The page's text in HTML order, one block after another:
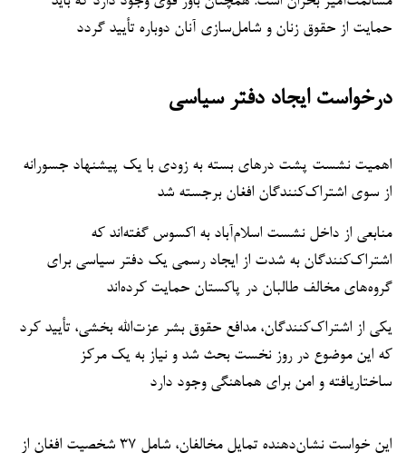
حمایت از حقوق زنان و شامل‌سازی آنان دوباره تأیید گردد
درخواست ایجاد دفتر سیاسی
اهمیت نشست پشت درهای بسته به زودی با یک پیشنهاد جسورانه
از سوی اشتراک‌کنندگان افغان برجسته شد
منابعی از داخل نشست اسلام‌آباد به اکسوس گفته‌اند که
اشتراک‌کنندگان به شدت از ایجاد رسمی یک دفتر سیاسی برای
گروه‌های مخالف طالبان در پاکستان حمایت کرده‌اند
یکی از اشتراک‌کنندگان، مدافع حقوق بشر عزت‌الله بخشی، تأیید کرد
که این موضوع در روز نخست بحث شد و نیاز به یک مرکز
ساختاریافته و امن برای هماهنگی وجود دارد
این خواست نشان‌دهنده تمایل مخالفان، شامل ۳۷ شخصیت افغان از